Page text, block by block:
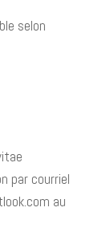
selon
par courriel
au